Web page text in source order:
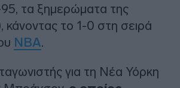
τα ξημερώματα της
το 1-0 στη σειρά
ΝΒΑ.
για τη Νέα Υόρκη